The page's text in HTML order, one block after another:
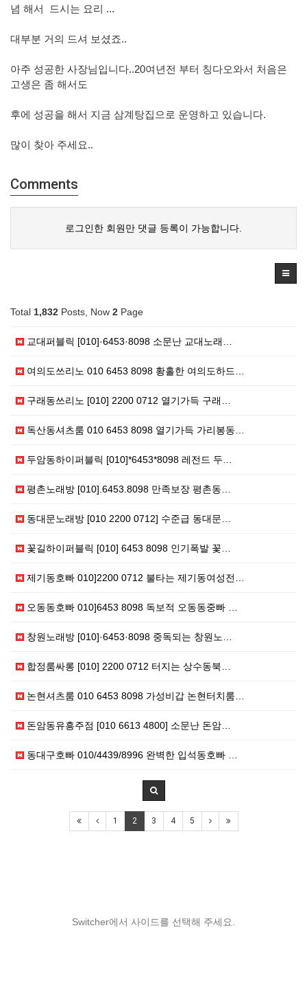
념 해서 드시는 요리 ...
대부분 거의 드셔 보셨죠..
아주 성공한 사장님입니다..20여년전 부터 칭다오와서 처음은
고생은 좀 해서도
후에 성공을 해서 지금 삼계탕집으로 운영하고 있습니다.
많이 찾아 주세요..
Comments
로그인한 회원만 댓글 등록이 가능합니다.
Total 1,832 Posts, Now 2 Page
교대퍼블릭 [010]·6453·8098 소문난 교대노래…
여의도쓰리노 010 6453 8098 황홀한 여의도하드…
구래동쓰리노 [010] 2200 0712 열기가득 구래…
독산동셔츠룸 010 6453 8098 열기가득 가리봉동…
두암동하이퍼블릭 [010]*6453*8098 레전드 두…
평촌노래방 [010].6453.8098 만족보장 평촌동…
동대문노래방 [010 2200 0712] 수준급 동대문…
꽃길하이퍼블릭 [010] 6453 8098 인기폭발 꽃…
제기동호빠 010]2200 0712 불타는 제기동여성전…
오동동호빠 010]6453 8098 독보적 오동동중빠 …
창원노래방 [010]·6453·8098 중독되는 창원노…
합정룸싸롱 [010] 2200 0712 터지는 상수동북…
논현셔츠룸 010 6453 8098 가성비갑 논현터치룸…
돈암동유흥주점 [010 6613 4800] 소문난 돈암…
동대구호빠 010/4439/8996 완벽한 입석동호빠 …
1 2 3 4 5
Switcher에서 사이드를 선택해 주세요.